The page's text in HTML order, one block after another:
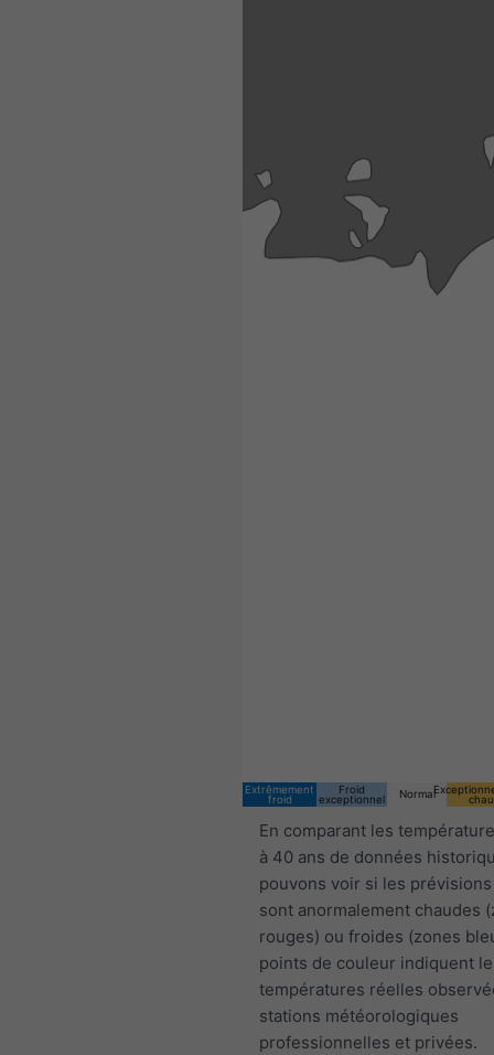
Extrêmement
froid
Froid
exceptionnel
Normal
En comparant les
à 40 ans de données
pouvons voir si les
sont anormalement chaudes
rouges) ou froides (zones
points de couleur indiquent
températures réelles
stations météorologiques
professionnelles et privées.